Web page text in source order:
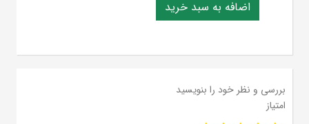
بررسی و نظر خود را بنویسید
امتیاز